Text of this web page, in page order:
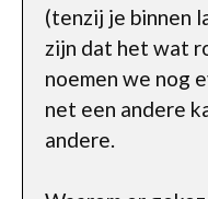
(tenzij je binnen
zijn dat het wat
noemen we nog
net een andere
andere.